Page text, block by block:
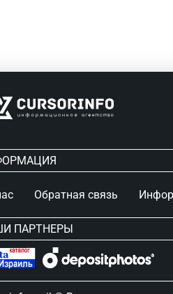
Обратная связь
ПАРТНЕРЫ